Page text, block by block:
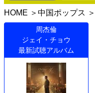
HOME ＞ 中国ポップス ＞
周杰倫
ジェイ・チョウ
最新試聴アルバム